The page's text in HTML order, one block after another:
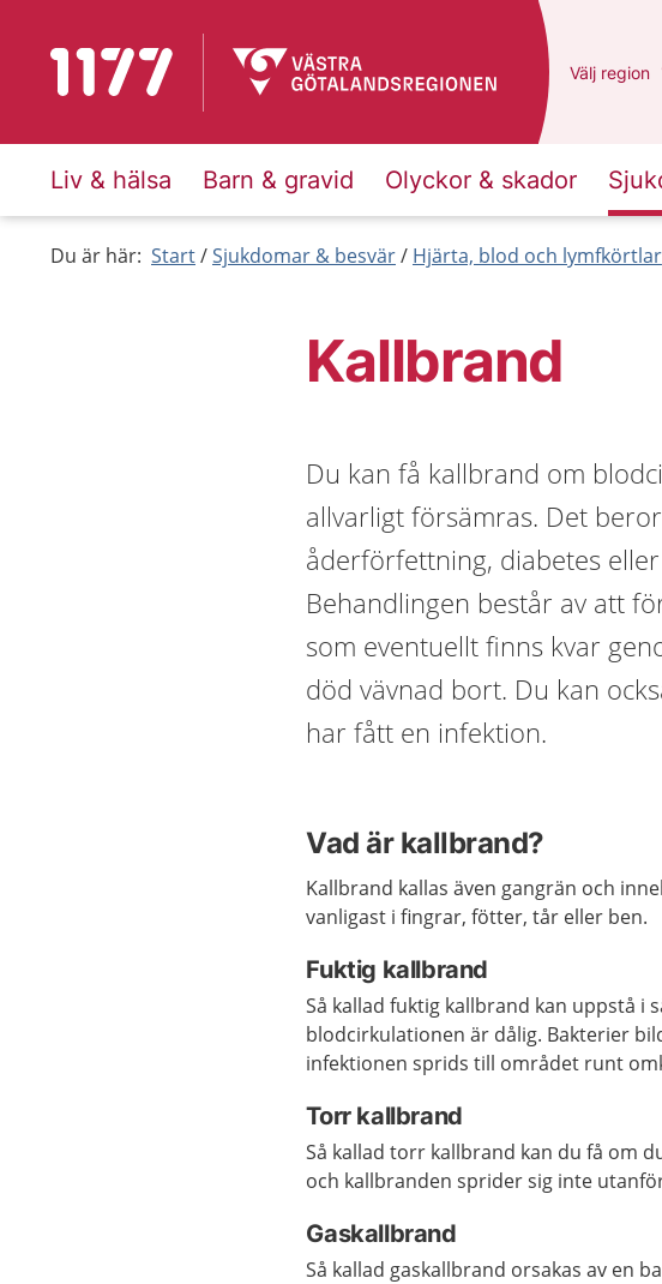
Till startsidan för 1177 Du har valt
Välj en
region
Liv & hälsa Barn & gravid Olyckor & skador
Du är här: Start Sjukdomar & besvär Hjärta, blod och lymfkörtlar
Kallbrand
Du kan få kallbrand om
allvarligt försämras. Det
åderförfettning, diabetes
Behandlingen består av att
som eventuellt finns kvar
död vävnad bort. Du kan
har fått en infektion.
Vad är kallbrand?
Kallbrand kallas även gangrän och
vanligast i fingrar, fötter, tår eller ben.
Fuktig kallbrand
Så kallad fuktig kallbrand kan uppstå i
blodcirkulationen är dålig. Bakterier
infektionen sprids till området runt
Torr kallbrand
Så kallad torr kallbrand kan du få om
och kallbranden sprider sig inte
Gaskallbrand
Så kallad gaskallbrand orsakas av en